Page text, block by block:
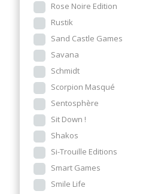
Rose Noire Edition
Rustik
Sand Castle Games
Savana
Schmidt
Scorpion Masqué
Sentosphère
Sit Down !
Shakos
Si-Trouille Editions
Smart Games
Smile Life